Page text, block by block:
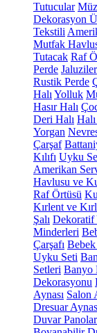
Tutucular
Dekorasyon
Tekstili
Mutfak
Tutacak Raf
Perde Jaluziler
Rustik Perde
Halı Yolluk
Hasır Halı
Deri Halı
Yorgan
Çarşaf
Kılıfı Uyku
Amerikan
Havlusu ve
Raf Örtüsü
Kırlent ve
Şalı Dekoratif
Minderleri
Çarşafı Bebek
Uyku Seti
Setleri Banyo
Dekorasyonu
Aynası Salon
Dresuar
Duvar